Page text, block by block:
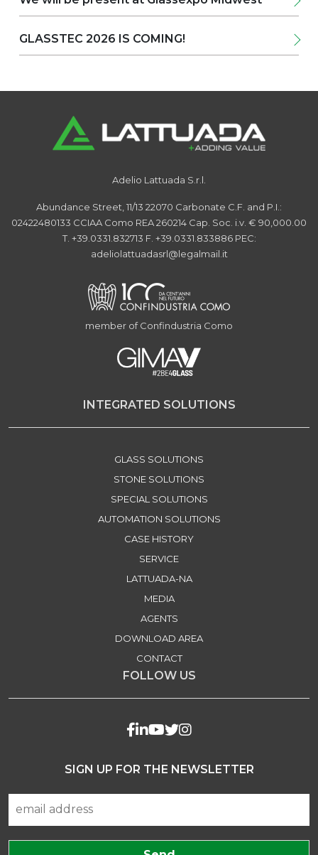
GLASSTEC 2026 IS COMING!
Adelio Lattuada S.r.l.
Abundance Street, 11/13 22070 Carbonate C.F. and P.I.:
02422480133 CCIAA Como REA 260214 Cap. Soc. i.v. € 90,000.00
T. +39.0331.832713 F. +39.0331.833886PEC:
adeliolattuadasrl@legalmail.it
member of Confindustria Como
INTEGRATED SOLUTIONS
GLASS SOLUTIONS
STONE SOLUTIONS
SPECIAL SOLUTIONS
AUTOMATION SOLUTIONS
CASE HISTORY
SERVICE
LATTUADA-NA
MEDIA
AGENTS
DOWNLOAD AREA
CONTACT
FOLLOW US
SIGN UP FOR THE NEWSLETTER